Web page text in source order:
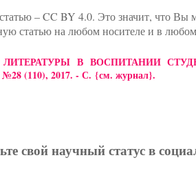
– CC BY 4.0. Это значит, что Вы
статью на любом носителе и в
В ВОСПИТАНИИ
(110), 2017. - С. {см. журнал}.
свой научный статус в